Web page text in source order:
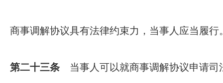
商事调解协议具有法律约束力，当事人应当履行
第二十三条 当事人可以就商事调解协议申请司